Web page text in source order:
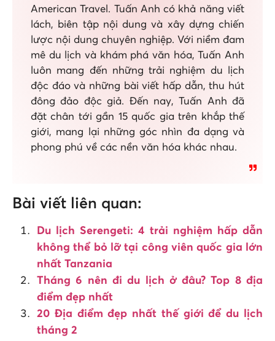
American Travel. Tuấn Anh có khả năng viết
lách, biên tập nội dung và xây dựng chiến
lược nội dung chuyên nghiệp. Với niềm đam
mê du lịch và khám phá văn hóa, Tuấn Anh
luôn mang đến những trải nghiệm du lịch
độc đáo và những bài viết hấp dẫn, thu hút
đông đảo độc giả. Đến nay, Tuấn Anh đã
đặt chân tới gần 15 quốc gia trên khắp thế
giới, mang lại những góc nhìn đa dạng và
phong phú về các nền văn hóa khác nhau.
Bài viết liên quan:
Du lịch Serengeti: 4 trải nghiệm hấp dẫn
không thể bỏ lỡ tại công viên quốc gia lớn
nhất Tanzania
Tháng 6 nên đi du lịch ở đâu? Top 8 địa
điểm đẹp nhất
20 Địa điểm đẹp nhất thế giới để du lịch
tháng 2